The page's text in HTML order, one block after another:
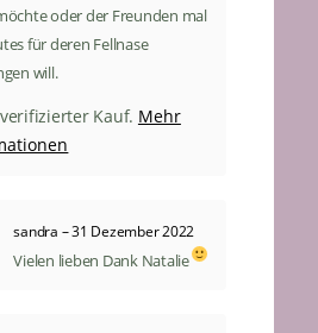
oder der Freunden mal
für deren Fellnase
will.
Kauf. Mehr
sandra –31 Dezember 2022
Vielen lieben Dank Natalie